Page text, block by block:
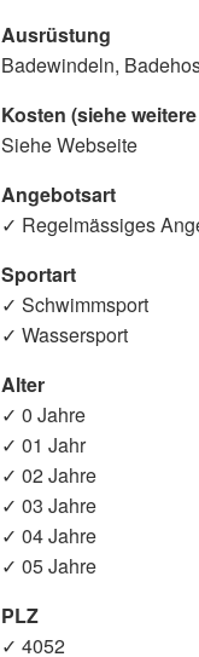
Ausrüstung
Badewindeln,
Kosten (siehe
Siehe Webseite
Angebotsart
✓ Regelmässiges
Sportart
✓ Schwimmsport
✓ Wassersport
Alter
✓ 0 Jahre
✓ 01 Jahr
✓ 02 Jahre
✓ 03 Jahre
✓ 04 Jahre
✓ 05 Jahre
PLZ
✓ 4052